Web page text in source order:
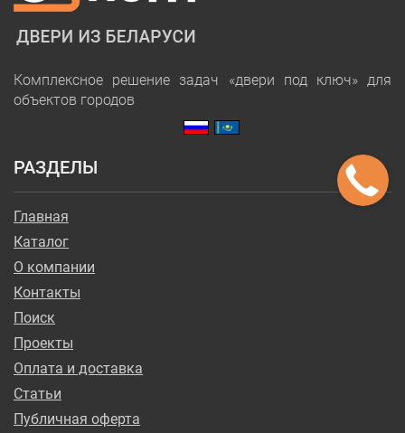
Комплексное решение задач «двери под ключ» для
объектов городов
РАЗДЕЛЫ
Главная
Каталог
О компании
Контакты
Поиск
Проекты
Оплата и доставка
Статьи
Публичная оферта